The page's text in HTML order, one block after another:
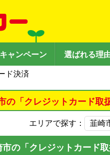
キャンペーン 選ばれる理
ド決済
の「クレジットカード取
エリアで探す：
市の「クレジットカード